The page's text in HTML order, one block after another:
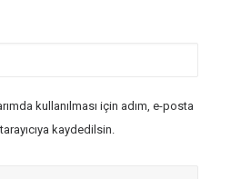
kullanılması için adım, e-posta
kaydedilsin.